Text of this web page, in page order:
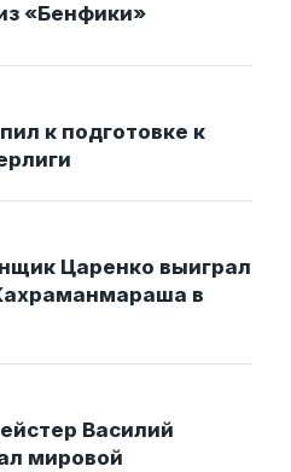
«Бенфики»
к подготовке к
Царенко выиграл
в
Василий
мировой